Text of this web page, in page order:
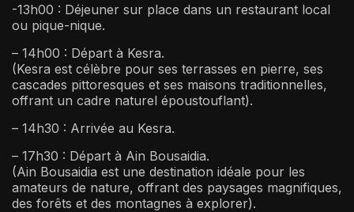
-13h00 : Déjeuner sur place dans un restaurant local
ou pique-nique.
– 14h00 : Départ à Kesra.
(Kesra est célèbre pour ses terrasses en pierre, ses
cascades pittoresques et ses maisons traditionnelles,
offrant un cadre naturel époustouflant).
– 14h30 : Arrivée au Kesra.
– 17h30 : Départ à Ain Bousaidia.
(Ain Bousaidia est une destination idéale pour les
amateurs de nature, offrant des paysages magnifiques,
des forêts et des montagnes à explorer).